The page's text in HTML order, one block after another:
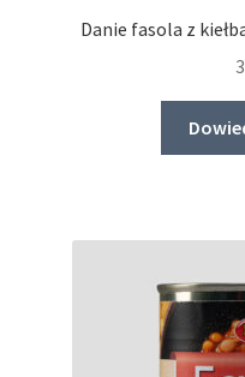
Danie fasola z